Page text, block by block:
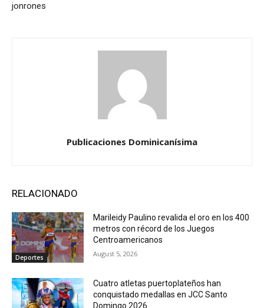
jonrones
Publicaciones Dominicanísima
RELACIONADO
Deportes
Marileidy Paulino revalida el oro en los 400
metros con récord de los Juegos
Centroamericanos
August 5, 2026
Cuatro atletas puertoplateños han
conquistado medallas en JCC Santo
Domingo 2026